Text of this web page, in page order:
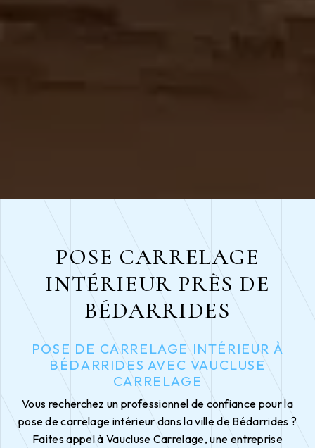
POSE CARRELAGE
INTÉRIEUR PRÈS DE
BÉDARRIDES
POSE DE CARRELAGE INTÉRIEUR À
BÉDARRIDES AVEC VAUCLUSE
CARRELAGE
Vous recherchez un professionnel de confiance pour la
pose de carrelage intérieur dans la ville de Bédarrides ?
Faites appel à Vaucluse Carrelage, une entreprise